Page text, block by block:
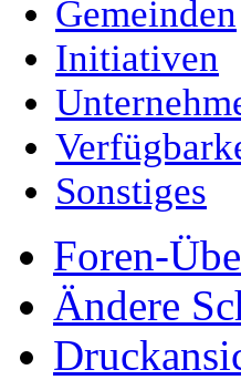
Gemeinden
Initiativen
Sonstiges
Foren-
Ändere